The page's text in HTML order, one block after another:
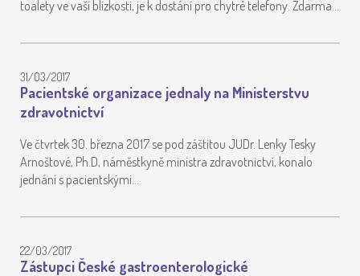
toalety ve vaší blízkosti, je k dostání pro chytré telefony. Zdarma…
31/03/2017
Pacientské organizace jednaly na Ministerstvu
zdravotnictví
Ve čtvrtek 30. března 2017 se pod záštitou JUDr. Lenky Tesky
Arnoštové, Ph.D, náměstkyně ministra zdravotnictví, konalo
jednání s pacientskými…
22/03/2017
Zástupci České gastroenterologické